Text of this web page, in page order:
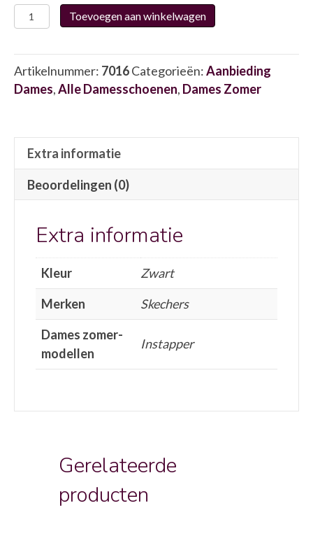
Skechers
150801
aantal
Toevoegen aan winkelwagen
Artikelnummer: 7016Categorieën:Aanbieding
Dames,Alle Damesschoenen, Dames Zomer
Extra informatie
Beoordelingen (0)
Extra informatie
Kleur
Zwart
Merken
Skechers
Dames zomer-
modellen
Instapper
Gerelateerde
producten